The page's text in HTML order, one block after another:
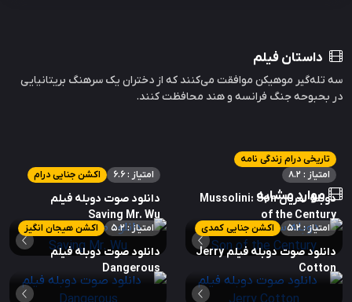
داستان فیلم
سه تله‌گیر موهیکن موافقت می‌کنند که از دختران یک سرهنگ بریتانیایی
در بحبوحه جنگ فرانسه و هند محافظت کنند.
موارد مشابه
تاریخی درام زندگی نامه
امتیاز : 8.2
دوبله سریال Mussolini: Son
of the Century
اکشن جنایی درام امتیاز : 6.6
دانلود صوت دوبله فیلم
Saving Mr. Wu
اکشن جنایی کمدی امتیاز : 5.2
دانلود صوت دوبله فیلم Jerry
Cotton
اکشن هیجان انگیز امتیاز : 5.2
دانلود صوت دوبله فیلم
Dangerous